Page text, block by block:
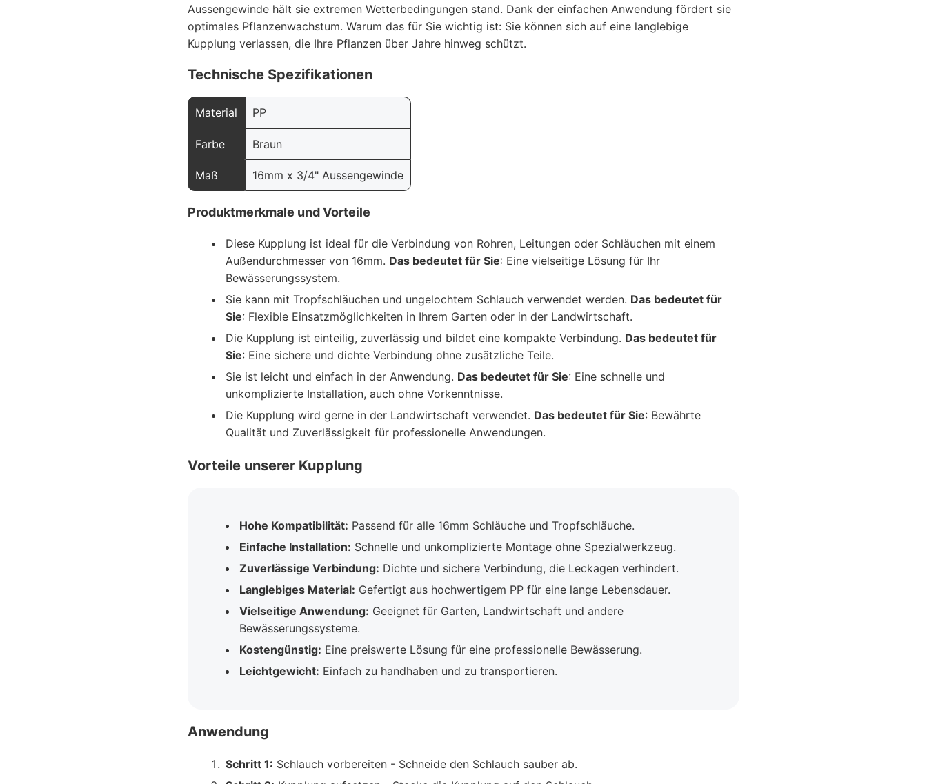
Aussengewinde hält sie extremen Wetterbedingungen stand. Dank der einfachen Anwendung fördert sie
optimales Pflanzenwachstum. Warum das für Sie wichtig ist: Sie können sich auf eine langlebige
Kupplung verlassen, die Ihre Pflanzen über Jahre hinweg schützt.
Technische Spezifikationen
Material PP
Farbe Braun
Maß 16mm x 3/4" Aussengewinde
Produktmerkmale und Vorteile
Diese Kupplung ist ideal für die Verbindung von Rohren, Leitungen oder Schläuchen mit einem
Außendurchmesser von 16mm. Das bedeutet für Sie: Eine vielseitige Lösung für Ihr
Bewässerungssystem.
Sie kann mit Tropfschläuchen und ungelochtem Schlauch verwendet werden. Das bedeutet für
Sie: Flexible Einsatzmöglichkeiten in Ihrem Garten oder in der Landwirtschaft.
Die Kupplung ist einteilig, zuverlässig und bildet eine kompakte Verbindung. Das bedeutet für
Sie: Eine sichere und dichte Verbindung ohne zusätzliche Teile.
Sie ist leicht und einfach in der Anwendung. Das bedeutet für Sie: Eine schnelle und
unkomplizierte Installation, auch ohne Vorkenntnisse.
Die Kupplung wird gerne in der Landwirtschaft verwendet. Das bedeutet für Sie: Bewährte
Qualität und Zuverlässigkeit für professionelle Anwendungen.
Vorteile unserer Kupplung
Hohe Kompatibilität: Passend für alle 16mm Schläuche und Tropfschläuche.
Einfache Installation: Schnelle und unkomplizierte Montage ohne Spezialwerkzeug.
Zuverlässige Verbindung: Dichte und sichere Verbindung, die Leckagen verhindert.
Langlebiges Material: Gefertigt aus hochwertigem PP für eine lange Lebensdauer.
Vielseitige Anwendung: Geeignet für Garten, Landwirtschaft und andere
Bewässerungssysteme.
Kostengünstig: Eine preiswerte Lösung für eine professionelle Bewässerung.
Leichtgewicht: Einfach zu handhaben und zu transportieren.
Anwendung
Schritt 1: Schlauch vorbereiten - Schneide den Schlauch sauber ab.